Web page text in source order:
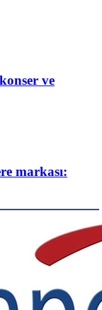
ve
markası: